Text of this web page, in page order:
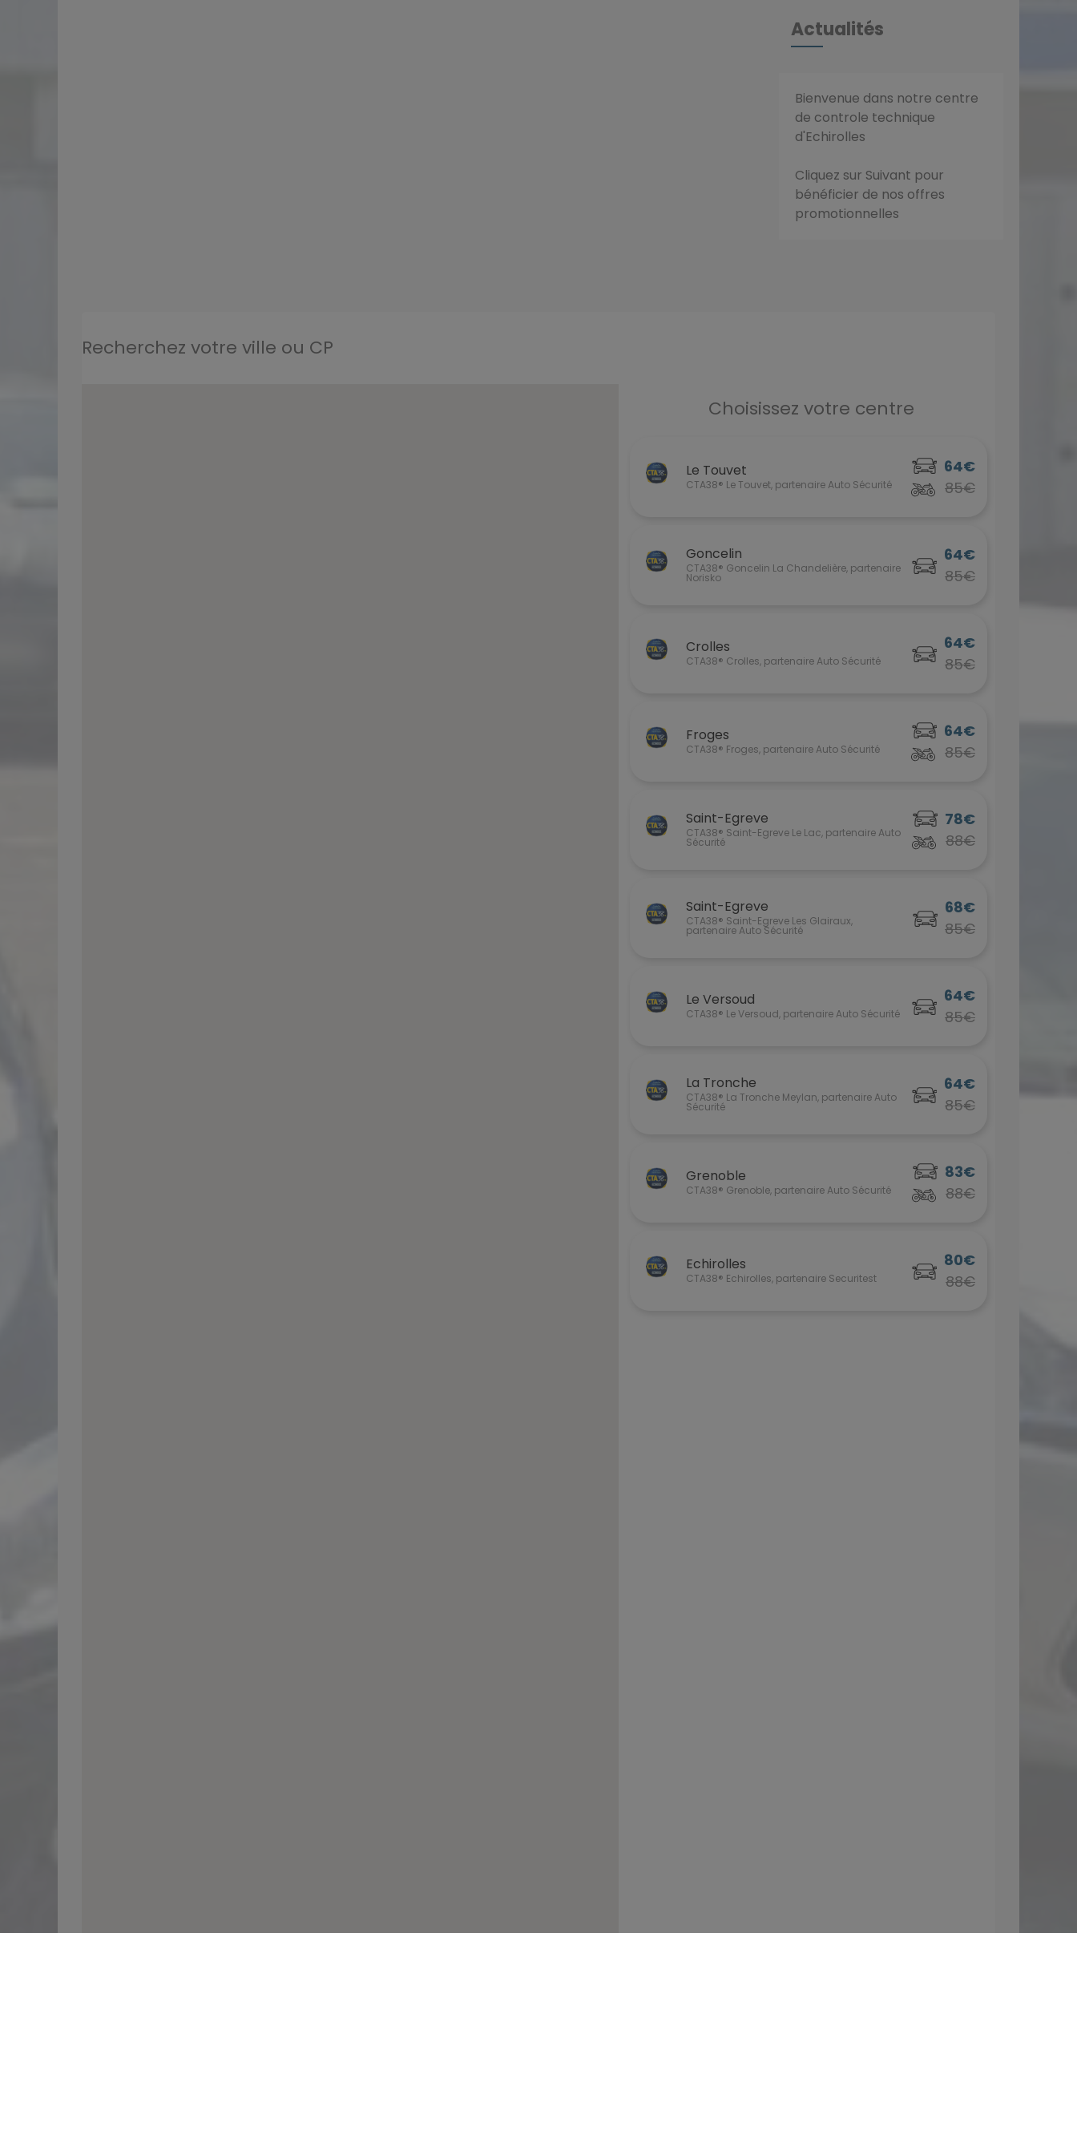
Actualités
Bienvenue dans notre centre
de controle technique
d'Echirolles
Cliquez sur Suivant pour
bénéficier de nos offres
promotionnelles
Recherchez votre ville ou CP
Choisissez votre centre
Le Touvet
CTA38® Le Touvet, partenaire Auto Sécurité
64€
85€
Goncelin
CTA38® Goncelin La Chandelière, partenaire
Norisko
64€
85€
Crolles
CTA38® Crolles, partenaire Auto Sécurité
64€
85€
Froges
CTA38® Froges, partenaire Auto Sécurité
64€
85€
Saint-Egreve
CTA38® Saint-Egreve Le Lac, partenaire Auto
Sécurité
78€
88€
Saint-Egreve
CTA38® Saint-Egreve Les Glairaux,
partenaire Auto Sécurité
68€
85€
Le Versoud
CTA38® Le Versoud, partenaire Auto Sécurité
64€
85€
La Tronche
CTA38® La Tronche Meylan, partenaire Auto
Sécurité
64€
85€
Grenoble
CTA38® Grenoble, partenaire Auto Sécurité
83€
88€
Echirolles
CTA38® Echirolles, partenaire Securitest
80€
88€